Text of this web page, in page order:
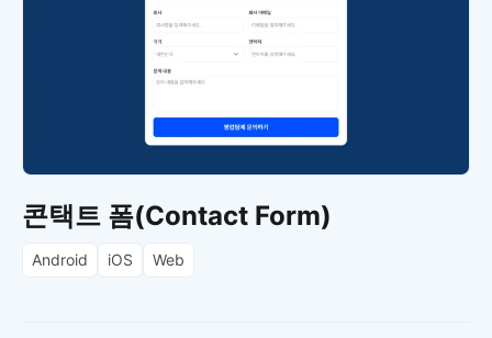
콘택트 폼(Contact Form)
Android iOS Web